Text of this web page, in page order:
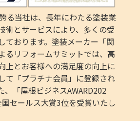
る当社は、長年にわたる塗装業
術とサービスにより、多くの受
ております。塗装メーカー「関
るリフォームサミットでは、高
上とお客様への満足度の向上に
て「プラチナ会員」に登録され
、「屋根ビジネスAWARD202
セールス大賞3位を受賞いたし